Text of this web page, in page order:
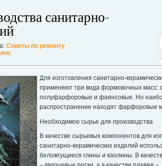
грызуны или другие вредители, это изрядно
из паразитов имеют свойство очень быстро
вдвое, а то и втрое больше. Для уничтожения
в проверенную санитарную службу.
санитарно-
Советы по ремонту
Для изготовления санитарно-
применяют три вида формовочных
полуфарфоровые и фаянсовые. Но
распространение находят фарфоровые
Необходимое сырье для производства
В качестве сырьевых компонентов для
санитарно-керамических изделий
беложгущиеся глины и каолины. В